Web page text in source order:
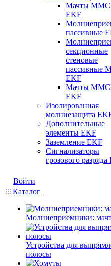
Мачты
EKF
пассивные
секционные
стеновые
пассивные
EKF
Мачты
EKF
Изолированная
молниезащита
Дополнительные
элементы EKF
Заземление EKF
Сигнализаторы
грозового
Войти
Каталог
Молниеприемники:
Устройства для
полосы